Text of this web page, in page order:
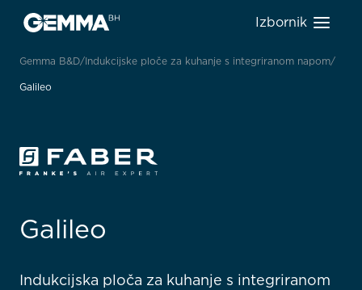
Izbornik
Gemma B&D Indukcijske ploče za kuhanje s integriranom napom
Galileo
Galileo
Indukcijska ploča za kuhanje s integriranom